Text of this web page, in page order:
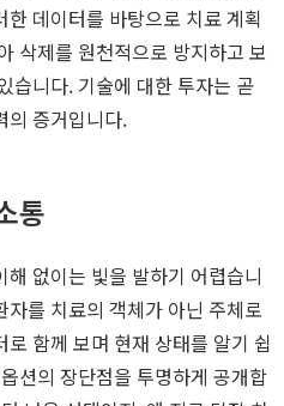
데이터를 바탕으로 치료 계획
삭제를 원천적으로 방지하고 보
습니다. 기술에 대한 투자는 곧
의 증거입니다.
통
없이는 빛을 발하기 어렵습니
자를 치료의 객체가 아닌 주체로
함께 보며 현재 상태를 알기 쉽
션의 장단점을 투명하게 공개합